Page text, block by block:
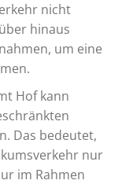
nicht
hinaus
um eine
Hof kann
Das bedeutet,
nur
im Rahmen